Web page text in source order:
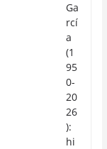
Ga
rcí
a
(1
95
0-
20
26
):
hi